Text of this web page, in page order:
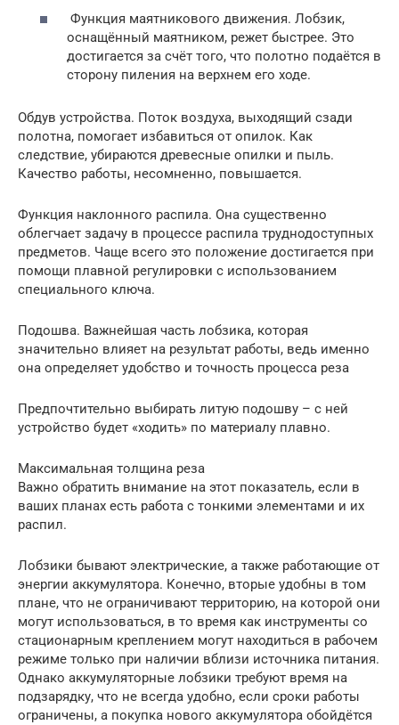
Функция маятникового движения. Лобзик,
оснащённый маятником, режет быстрее. Это
достигается за счёт того, что полотно подаётся в
сторону пиления на верхнем его ходе.
Обдув устройства. Поток воздуха, выходящий сзади
полотна, помогает избавиться от опилок. Как
следствие, убираются древесные опилки и пыль.
Качество работы, несомненно, повышается.
Функция наклонного распила. Она существенно
облегчает задачу в процессе распила труднодоступных
предметов. Чаще всего это положение достигается при
помощи плавной регулировки с использованием
специального ключа.
Подошва. Важнейшая часть лобзика, которая
значительно влияет на результат работы, ведь именно
она определяет удобство и точность процесса реза
Предпочтительно выбирать литую подошву – с ней
устройство будет «ходить» по материалу плавно.
Максимальная толщина реза
Важно обратить внимание на этот показатель, если в
ваших планах есть работа с тонкими элементами и их
распил.
Лобзики бывают электрические, а также работающие от
энергии аккумулятора. Конечно, вторые удобны в том
плане, что не ограничивают территорию, на которой они
могут использоваться, в то время как инструменты со
стационарным креплением могут находиться в рабочем
режиме только при наличии вблизи источника питания.
Однако аккумуляторные лобзики требуют время на
подзарядку, что не всегда удобно, если сроки работы
ограничены, а покупка нового аккумулятора обойдётся